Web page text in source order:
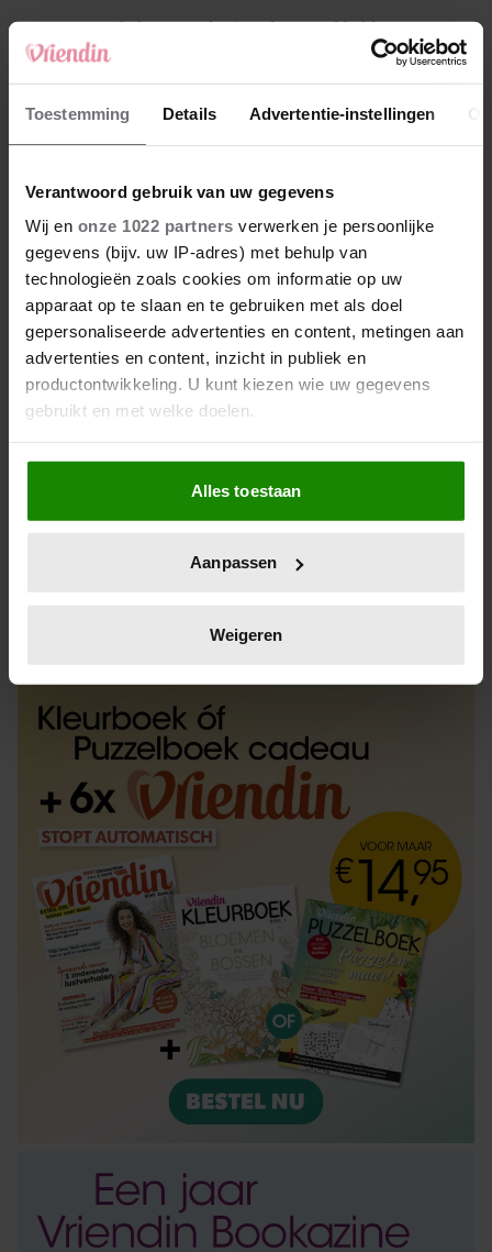
Toestemming Details Advertentie-instellingen
Verantwoord gebruik van uw gegevens
Wij en onze 1022 partners verwerken je persoonlijke
gegevens (bijv. uw IP-adres) met behulp van
technologieën zoals cookies om informatie op uw
apparaat op te slaan en te gebruiken met als doel
gepersonaliseerde advertenties en content, metingen aan
advertenties en content, inzicht in publiek en
productontwikkeling. U kunt kiezen wie uw gegevens
gebruikt en met welke doelen.
Als u het toestaat, willen we ook graag:
Informatie verzamelen over uw geografische
locatie, die tot een paar meter nauwkeurig kan zijn
scannen op specifieke eigenschappen (fingerprinting)
verwerkt en stel uw voorkeuren in het
intrekken in de Cookieverklaring.
We gebruiken cookies om content en advertenties te
personaliseren, om functies voor social media te bieden
en om ons websiteverkeer te analyseren. Ook delen we
informatie over uw gebruik van onze site met onze
partners voor social media, adverteren en analyse. Deze
partners kunnen deze gegevens combineren met andere
informatie die u aan ze heeft verstrekt of die ze hebben
verzameld op basis van uw gebruik van hun services. U
gaat akkoord met onze cookies als u onze website blijft
gebruiken.
Alles toestaan
Aanpassen
Weigeren
4 Makelaar Mandy: ‘Vrijdagavond belde Bart.
Hij sprak eng kalm’
5 Makelaar Mandy: ‘Judith typt… En deze keer
durf ik bijna niet te lezen wat er komt’
Nieuw